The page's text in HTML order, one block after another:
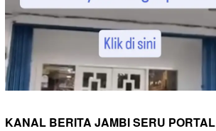
KANAL BERITA JAMBI SERU PORTAL